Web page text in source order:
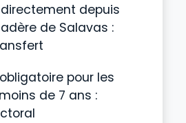
directement depuis
de Salavas :
pour les
de 7 ans :